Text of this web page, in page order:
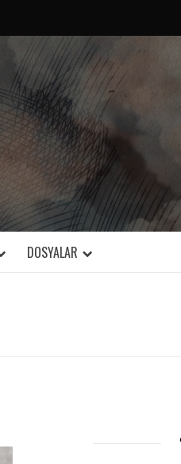
DOSYALAR